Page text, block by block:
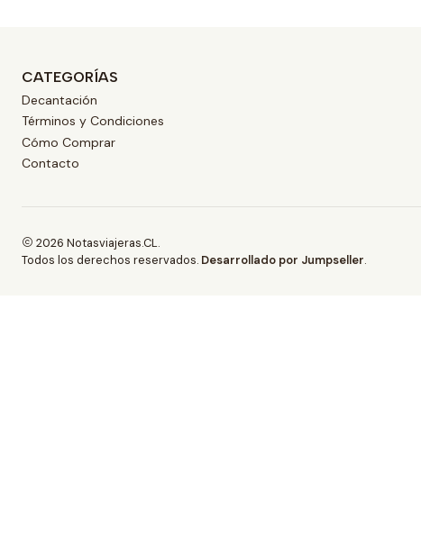
CATEGORÍAS
Decantación
Términos y Condiciones
Cómo Comprar
Contacto
2026 Notasviajeras.CL.
Todos los derechos reservados. Desarrollado por Jumpseller.